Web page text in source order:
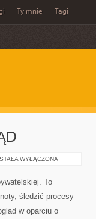
Ty mnie Tagi
WYŁĄCZONA
To
śledzić procesy
w oparciu o